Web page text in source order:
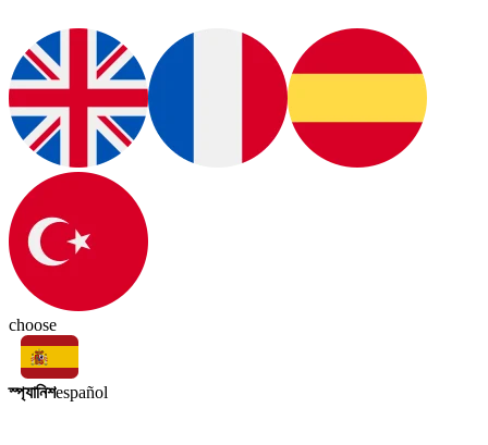
choose
স্প্যানিশespañol